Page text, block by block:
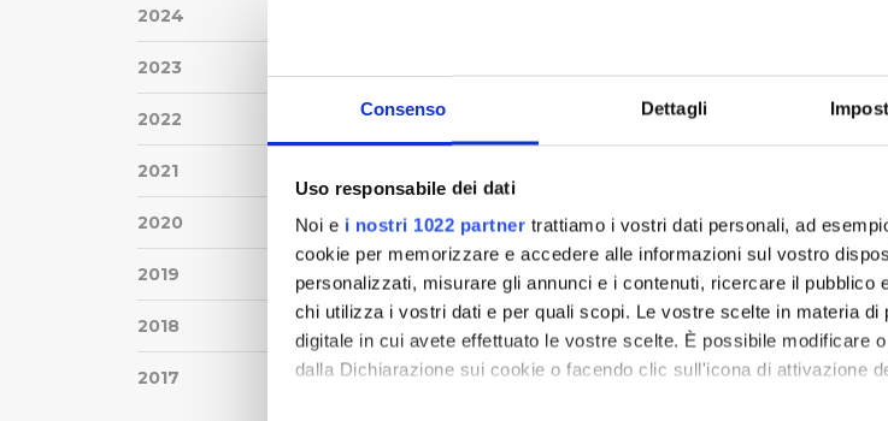
Consenso Dettagli
Uso responsabile dei dati
Noi e i nostri 1022 partner trattiamo i vostri dati personali, ad
cookie per memorizzare e accedere alle informazioni sul vostro
personalizzati, misurare gli annunci e i contenuti, ricercare il
chi utilizza i vostri dati e per quali scopi. Le vostre scelte in materia
digitale in cui avete effettuato le vostre scelte. È possibile modificare
dalla Dichiarazione sui cookie o facendo clic sull'icona di attivazione
2024
2023
2022
2021
2020
2019
2018
2017
« prima … 2